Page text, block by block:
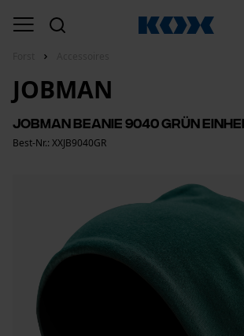
JOBMAN
Jobman Beanie 9040 Grün
Best-Nr.: XXJB9040GR